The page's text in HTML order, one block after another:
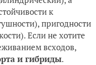
к
пригодности
Если не хотите
всходов,
и гибриды.